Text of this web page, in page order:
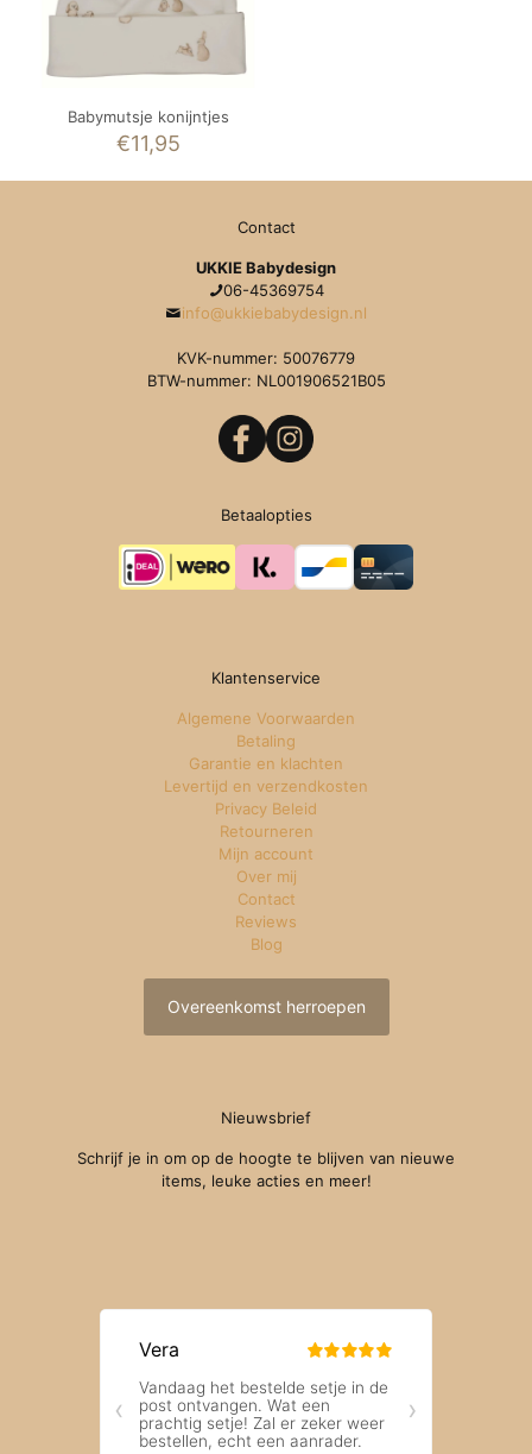
Babymutsje konijntjes
€11,95
Contact
UKKIE Babydesign
06-45369754
info@ukkiebabydesign.nl
KVK-nummer: 50076779
BTW-nummer: NL001906521B05
Betaalopties
Klantenservice
Algemene Voorwaarden
Betaling
Garantie en klachten
Levertijd en verzendkosten
Privacy Beleid
Retourneren
Mijn account
Over mij
Contact
Reviews
Blog
Overeenkomst herroepen
Nieuwsbrief
Schrijf je in om op de hoogte te blijven van nieuwe
items, leuke acties en meer!